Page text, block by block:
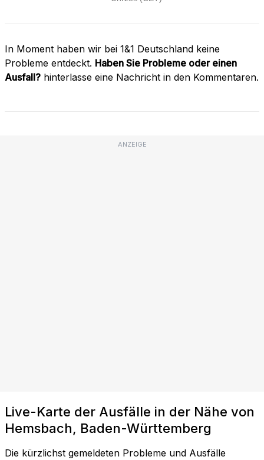
In Moment haben wir bei 1&1 Deutschland keine
Probleme entdeckt. Haben Sie Probleme oder einen
Ausfall? hinterlasse eine Nachricht in den Kommentaren.
ANZEIGE
Live-Karte der Ausfälle in der Nähe von
Hemsbach, Baden-Württemberg
Die kürzlichst gemeldeten Probleme und Ausfälle